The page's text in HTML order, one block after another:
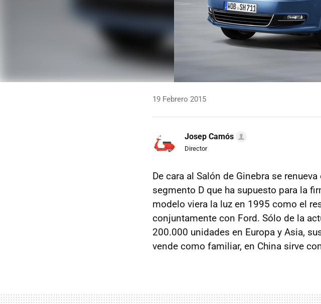
19 Febrero 2015
Josep Camós
Director
De cara al Salón de Ginebra se renueva
segmento D que ha supuesto para la
modelo viera la luz en 1995 como el
conjuntamente con Ford. Sólo de la
200.000 unidades en Europa y Asia,
vende como familiar, en China sirve